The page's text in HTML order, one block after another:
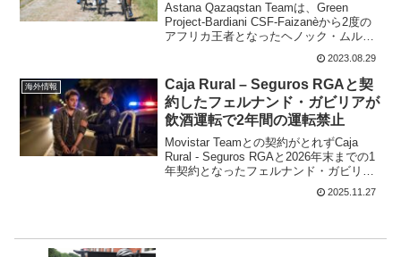
Astana Qazaqstan Teamは、Green
Project-Bardiani CSF-Faizanèから2度の
アフリカ王者となったヘノック・ムルラ
ンを迎える。ヘノック・ムルランは、プ
ロコンチネタルチームからワールドツア
ーチーム...
2023.08.29
海外情報
Caja Rural – Seguros RGAと契
約したフェルナンド・ガビリアが
飲酒運転で2年間の運転禁止
Movistar Teamとの契約がとれずCaja
Rural - Seguros RGAと2026年末までの1
年契約となったフェルナンド・ガビリ
ア。しかし、フェルナンド・ガビリアは
モナコで飲酒運転で捕まっている。2年間
2025.11.27